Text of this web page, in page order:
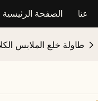
الصفحة الرئيسية عنا
طاولة خلع الملابس